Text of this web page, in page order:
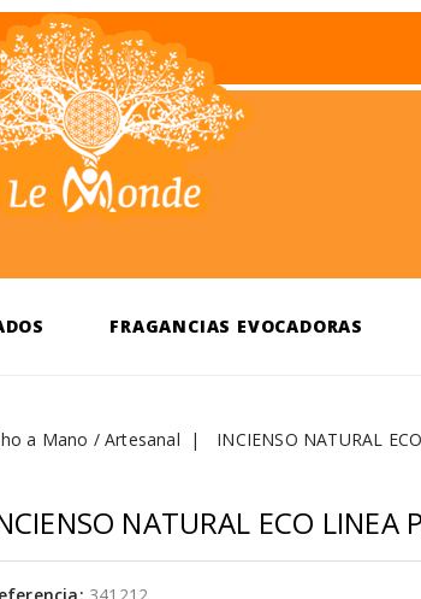
FRAGANCIAS EVOCADORAS
a Mano / Artesanal INCIENSO NATURAL
NATURAL ECO LINEA